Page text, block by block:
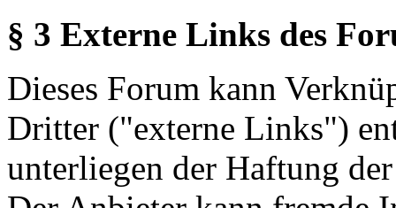
§ 3 Externe Links des
Dieses Forum kann
Dritter ("externe Links")
unterliegen der Haftung